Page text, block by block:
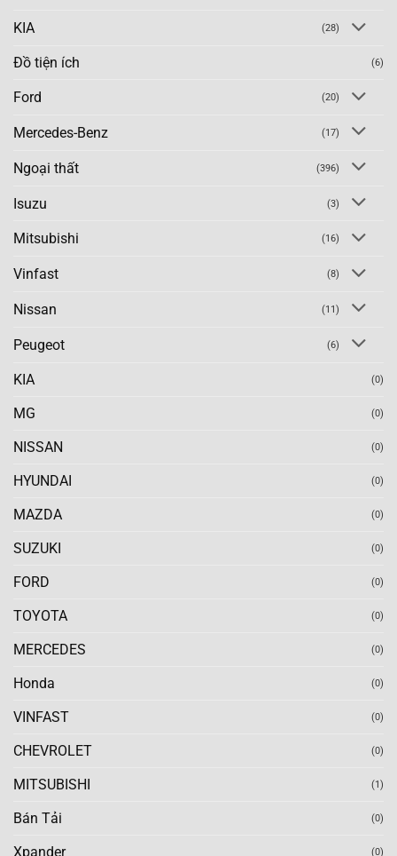
KIA (28)
Đồ tiện ích (6)
Ford (20)
Mercedes-Benz (17)
Ngoại thất (396)
Isuzu (3)
Mitsubishi (16)
Vinfast (8)
Nissan (11)
Peugeot (6)
KIA (0)
MG (0)
NISSAN (0)
HYUNDAI (0)
MAZDA (0)
SUZUKI (0)
FORD (0)
TOYOTA (0)
MERCEDES (0)
Honda (0)
VINFAST (0)
CHEVROLET (0)
MITSUBISHI (1)
Bán Tải (0)
Xpander (0)